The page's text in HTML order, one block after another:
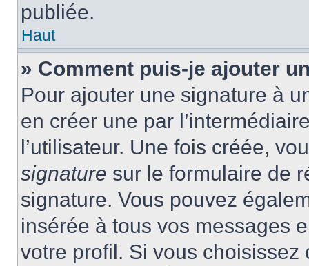
publiée.
Haut
» Comment puis-je ajouter
Pour ajouter une signature à
en créer une par
l’utilisateur. Une fois créée,
signature sur le formulaire de
signature. Vous pouvez
insérée à tous vos messages
votre profil. Si vous